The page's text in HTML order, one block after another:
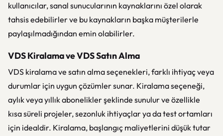
kullanıcılar, sanal sunucularının kaynaklarını özel olarak
tahsis edebilirler ve bu kaynakların başka müşterilerle
paylaşılmadığından emin olabilirler.
VDS Kiralama ve VDS Satın Alma
VDS kiralama ve satın alma seçenekleri, farklı ihtiyaç veya
durumlar için uygun çözümler sunar. Kiralama seçeneği,
aylık veya yıllık abonelikler şeklinde sunulur ve özellikle
kısa süreli projeler, sezonluk ihtiyaçlar ya da test ortamları
için idealdir. Kiralama, başlangıç maliyetlerini düşük tutar